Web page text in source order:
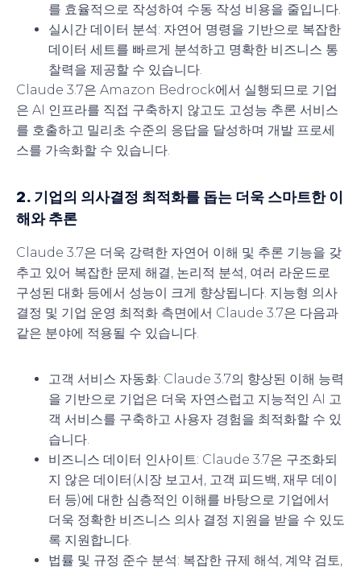
를 효율적으로 작성하여 수동 작성 비용을 줄입니다.
실시간 데이터 분석: 자연어 명령을 기반으로 복잡한
데이터 세트를 빠르게 분석하고 명확한 비즈니스 통
찰력을 제공할 수 있습니다.
Claude 3.7은 Amazon Bedrock에서 실행되므로 기업
은 AI 인프라를 직접 구축하지 않고도 고성능 추론 서비스
를 호출하고 밀리초 수준의 응답을 달성하며 개발 프로세
스를 가속화할 수 있습니다.
2. 기업의 의사결정 최적화를 돕는 더욱 스마트한 이
해와 추론
Claude 3.7은 더욱 강력한 자연어 이해 및 추론 기능을 갖
추고 있어 복잡한 문제 해결, 논리적 분석, 여러 라운드로
구성된 대화 등에서 성능이 크게 향상됩니다. 지능형 의사
결정 및 기업 운영 최적화 측면에서 Claude 3.7은 다음과
같은 분야에 적용될 수 있습니다.
고객 서비스 자동화: Claude 3.7의 향상된 이해 능력
을 기반으로 기업은 더욱 자연스럽고 지능적인 AI 고
객 서비스를 구축하고 사용자 경험을 최적화할 수 있
습니다.
비즈니스 데이터 인사이트: Claude 3.7은 구조화되
지 않은 데이터(시장 보고서, 고객 피드백, 재무 데이
터 등)에 대한 심층적인 이해를 바탕으로 기업에서
더욱 정확한 비즈니스 의사 결정 지원을 받을 수 있도
록 지원합니다.
법률 및 규정 준수 분석: 복잡한 규제 해석, 계약 검토,